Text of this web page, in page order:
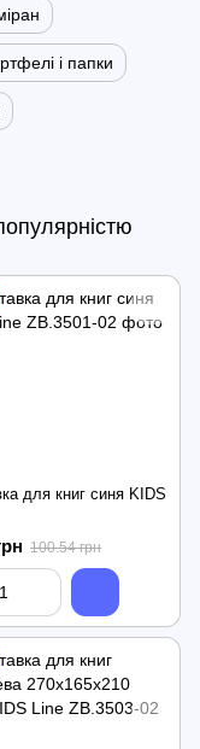
і папки
для книг синя KIDS
100.54 грн